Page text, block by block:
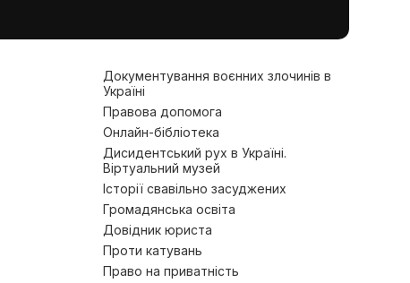
Документування воєнних злочинів в
Україні
Правова допомога
Онлайн-бібліотека
Дисидентський рух в Україні.
Віртуальний музей
Історії свавільно засуджених
Громадянська освіта
Довідник юриста
Проти катувань
Право на приватність